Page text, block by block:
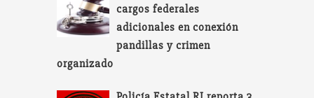
cargos federales
adicionales en conexión
pandillas y crimen
organizado